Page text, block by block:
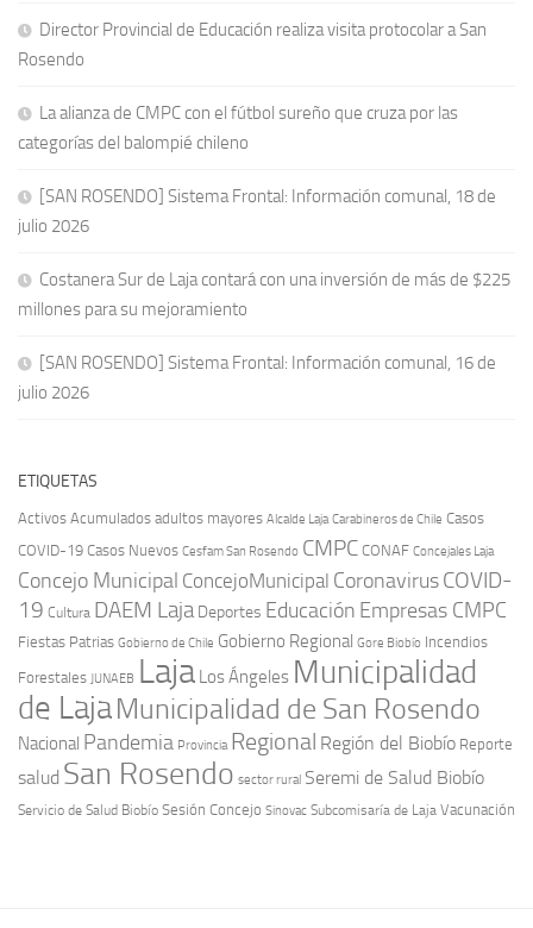
Director Provincial de Educación realiza visita protocolar a San
Rosendo
La alianza de CMPC con el fútbol sureño que cruza por las
categorías del balompié chileno
[SAN ROSENDO] Sistema Frontal: Información comunal, 18 de
julio 2026
Costanera Sur de Laja contará con una inversión de más de $225
millones para su mejoramiento
[SAN ROSENDO] Sistema Frontal: Información comunal, 16 de
julio 2026
ETIQUETAS
Activos Acumulados adultos mayores Alcalde Laja Carabineros de Chile Casos
COVID-19 Casos Nuevos Cesfam San Rosendo CMPC CONAF Concejales Laja
Concejo Municipal ConcejoMunicipal CoronavirusCOVID-
19 Cultura DAEM Laja Deportes Educación Empresas CMPC
Fiestas Patrias Gobierno de Chile Gobierno Regional Gore Biobío Incendios
Forestales JUNAEB Laja Los Ángeles Municipalidad
de LajaMunicipalidad de San Rosendo
Nacional Pandemia Provincia Regional Región del Biobío Reporte
salud San Rosendo sector rural Seremi de Salud Biobío
Servicio de Salud Biobío Sesión Concejo Sinovac Subcomisaría de Laja Vacunación